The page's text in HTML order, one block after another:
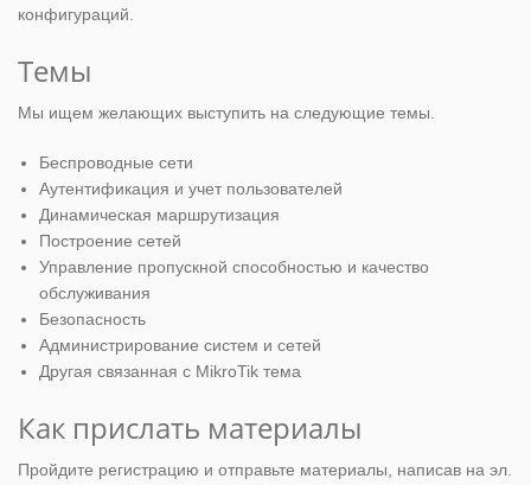
конфигураций.
Темы
Мы ищем желающих выступить на следующие темы.
Беспроводные сети
Аутентификация и учет пользователей
Динамическая маршрутизация
Построение сетей
Управление пропускной способностью и качество
обслуживания
Безопасность
Администрирование систем и сетей
Другая связанная с MikroTik тема
Как прислать материалы
Пройдите регистрацию и отправьте материалы, написав на эл.